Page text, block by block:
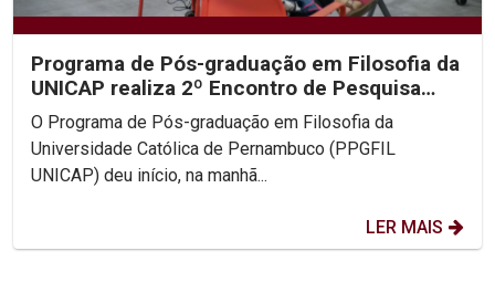
Programa de Pós-graduação em Filosofia da
UNICAP realiza 2º Encontro de Pesquisa
Filosófica em...
O Programa de Pós-graduação em Filosofia da
Universidade Católica de Pernambuco (PPGFIL
UNICAP) deu início, na manhã...
LER MAIS